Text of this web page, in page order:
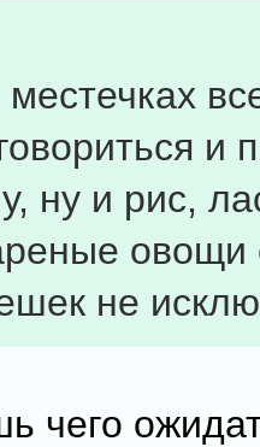
и
ну и рис,
овощи
не
чего